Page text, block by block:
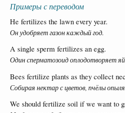
Примеры с переводом
He fertilizes the lawn every year.
Он удобряет газон каждый год.
A single sperm fertilizes an egg.
Один сперматозоид оплодотворяет
Bees fertilize plants as they collect
Собирая нектар с цветов, пчёлы
We should fertilize soil if we want to